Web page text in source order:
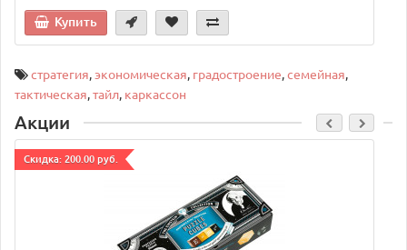
Купить
стратегия, экономическая, градостроение,семейная,
тактическая,тайл, каркассон
Акции
Cкидка: 200.00 руб.